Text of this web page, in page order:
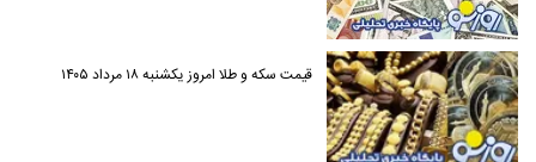
قیمت سکه و طلا امروز یکشنبه ۱۸ مرداد ۱۴۰۵